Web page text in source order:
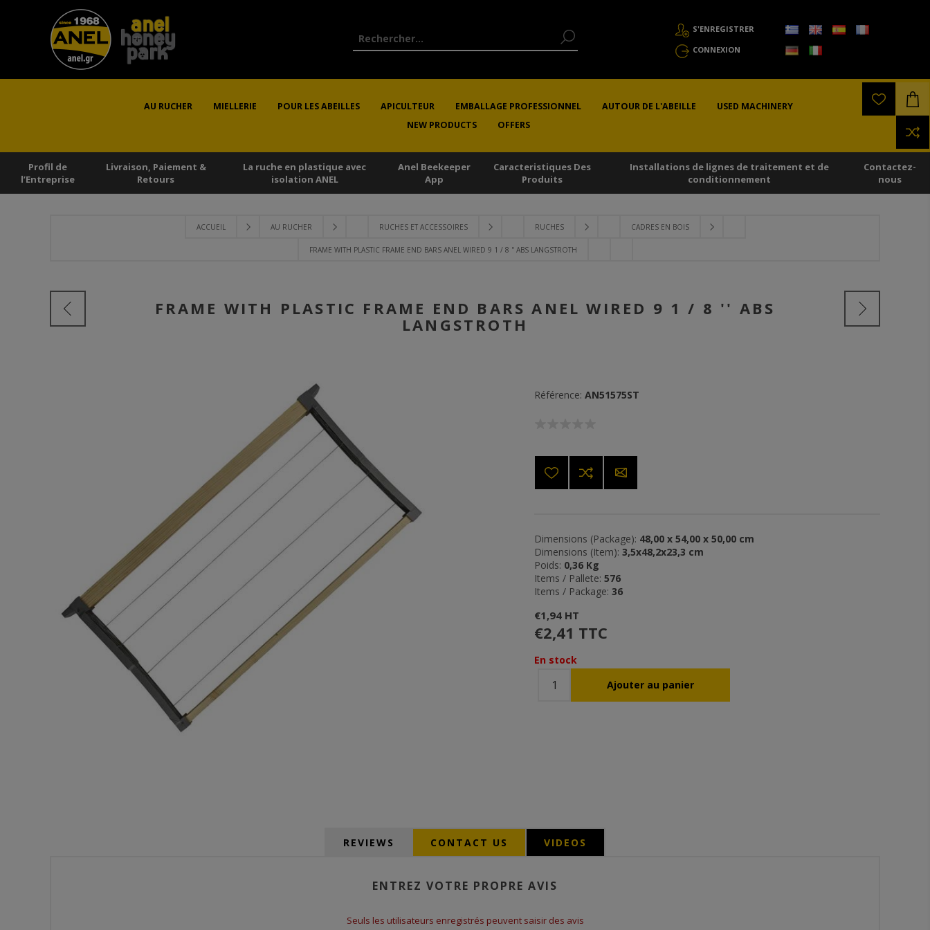
S'ENREGISTRER
CONNEXION
AU RUCHER MIELLERIE POUR LES ABEILLES APICULTEUR EMBALLAGE PROFESSIONNEL AUTOUR DE L'ABEILLE
USED MACHINERY
NEW PRODUCTS
OFFERS
Profil de
l’Εntreprise
Livraison, Paiement &
Retours
La ruche en plastique avec
isolation ANEL
Anel Beekeeper
App
Caracteristiques Des
Produits
Installations de lignes de traitement et de
conditionnement
Contactez-
nous
ACCUEIL AU RUCHER RUCHES ET ACCESSOIRES RUCHES CADRES EN BOIS
FRAME WITH PLASTIC FRAME END BARS ANEL WIRED 9 1 / 8 '' ABS LANGSTROTH
FRAME WITH PLASTIC FRAME END BARS ANEL WIRED 9 1 / 8 '' ABS
LANGSTROTH
Référence: AN51575ST
Dimensions (Package): 48,00 x 54,00 x 50,00 cm
Dimensions (Item): 3,5x48,2x23,3 cm
Poids: 0,36 Kg
Items / Pallete: 576
Items / Package: 36
€1,94 HT
€2,41 TTC
En stock
REVIEWS CONTACT US VIDEOS
ENTREZ VOTRE PROPRE AVIS
Seuls les utilisateurs enregistrés peuvent saisir des avis